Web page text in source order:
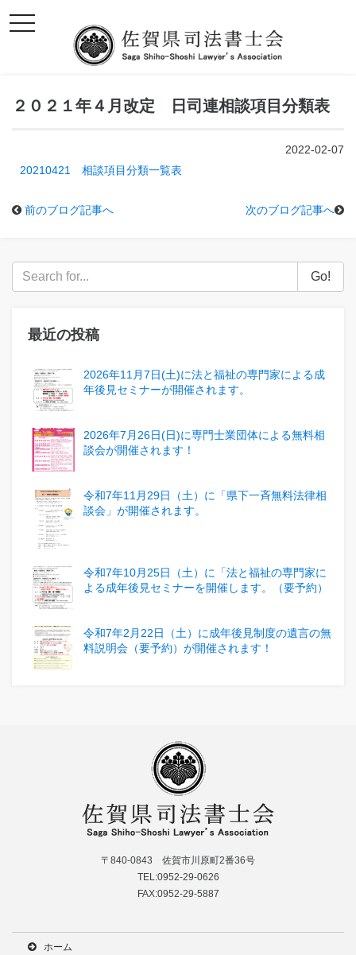
toggle
navigation
２０２１年４月改定 日司連相談項目分類表
2022-02-07
20210421 相談項目分類一覧表
前のブログ記事へ 次のブログ記事へ
Go!
最近の投稿
2026年11月7日(土)に法と福祉の専門家による成
年後見セミナーが開催されます。
2026年7月26日(日)に専門士業団体による無料相
談会が開催されます！
令和7年11月29日（土）に「県下一斉無料法律相
談会」が開催されます。
令和7年10月25日（土）に「法と福祉の専門家に
よる成年後見セミナーを開催します。（要予約）
令和7年2月22日（土）に成年後見制度の遺言の無
料説明会（要予約）が開催されます！
〒840-0843 佐賀市川原町2番36号
TEL:0952-29-0626
FAX:0952-29-5887
ホーム